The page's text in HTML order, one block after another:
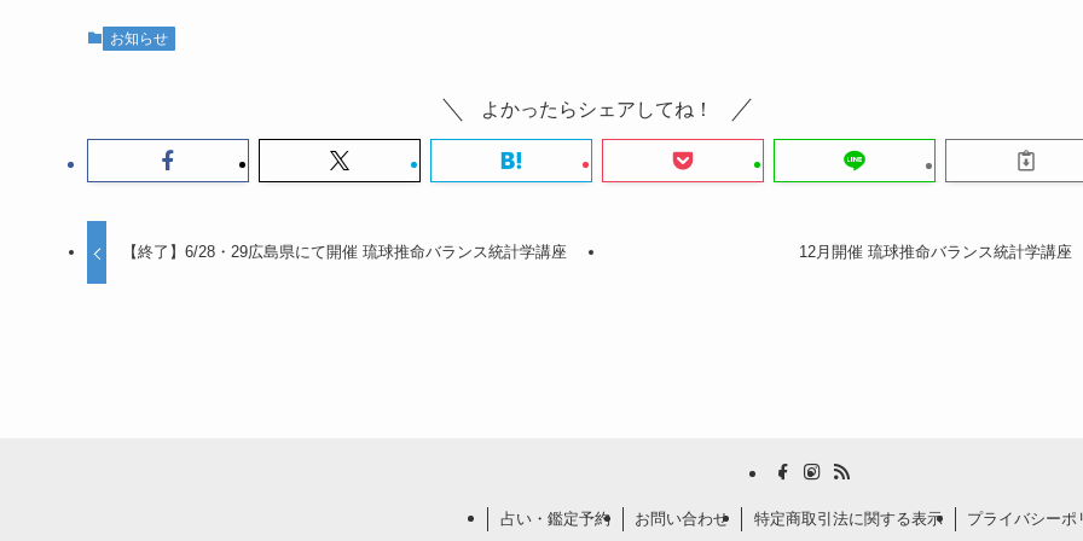
お知らせ
よかったらシェアしてね！
【終了】6/28・29広島県にて開催 琉球推命バランス統計学講座 12月開催 琉球推命バランス統計学講座
占い・鑑定予約 お問い合わせ 特定商取引法に関する表示 プライバシーポ